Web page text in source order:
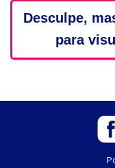
Desculpe,
para